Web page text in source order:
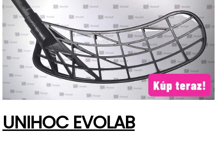
UNIHOC EVOLAB